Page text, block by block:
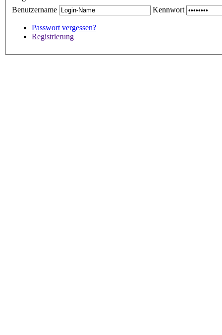
Benutzername
Kennwort
Passwort vergessen?
Registrierung